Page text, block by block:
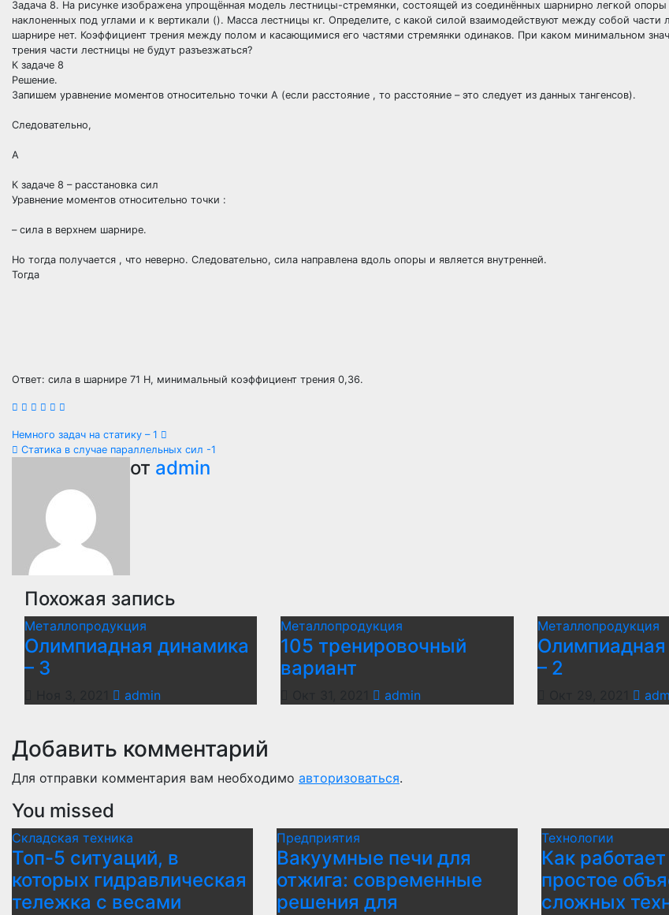
Задача 8. На рисунке изображена упрощённая модель лестницы-стремянки, состоящей из соединённых шарнирно легкой
наклоненных под углами и к вертикали (). Масса лестницы кг. Определите, с какой силой взаимодействуют между собой части
шарнире нет. Коэффициент трения между полом и касающимися его частями стремянки одинаков. При каком минимальном
трения части лестницы не будут разъезжаться?
К задаче 8
Решение.
Запишем уравнение моментов относительно точки А (если расстояние , то расстояние – это следует из данных тангенсов).
Следовательно,
А
К задаче 8 – расстановка сил
Уравнение моментов относительно точки :
– сила в верхнем шарнире.
Но тогда получается , что неверно. Следовательно, сила направлена вдоль опоры и является внутренней.
Тогда
Ответ: сила в шарнире 71 Н, минимальный коэффициент трения 0,36.
Навигация
записям
Немного задач на статику – 1
Статика в случае параллельных сил -1
от admin
Похожая запись
Металлопродукция
Олимпиадная динамика
– 3
admin
Металлопродукция
105 тренировочный
вариант
admin
Металлопродукция
– 2
Добавить комментарий
Для отправки комментария вам необходимо авторизоваться.
You missed
Складская техника
Топ-5 ситуаций, в
которых гидравлическая
тележка с весами
Предприятия
Вакуумные печи для
отжига: современные
решения для
Технологии
Как
простое
сложных